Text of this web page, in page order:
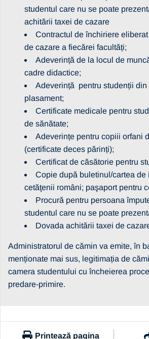
studentul care nu se poate
achitării taxei de cazare
Contractul de închiriere
de cazare a fiecărei facultăți;
Adeverință de la locul de
cadre didactice;
Adeverință pentru studenții din
plasament;
Certificate medicale pentru
de sănătate;
Adeverințe pentru copiii orfani
(certificate deces părinți);
Certificat de căsătorie pentru
Copie după buletinul/cartea de
cetăţenii români; paşaport pentru
Procură pentru persoana
studentul care nu se poate
Dovada achitării taxei de
Administratorul de cămin va emite, în
menționate mai sus, legitimația de
camera studentului cu încheierea
predare-primire.
Printează pagina